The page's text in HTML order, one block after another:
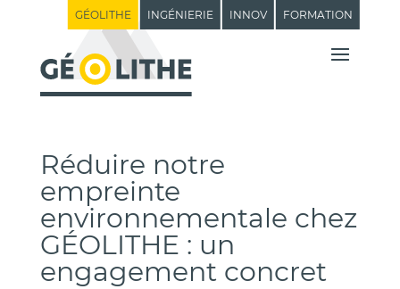
FORMATION
INNOV
INGÉNIERIE
GÉOLITHE
Réduire notre
empreinte
environnementale chez
GÉOLITHE : un
engagement concret